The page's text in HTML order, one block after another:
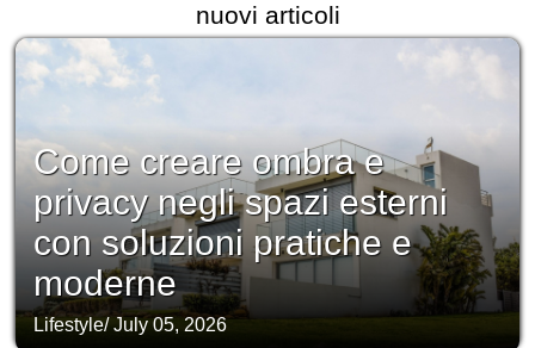
nuovi articoli
Come creare ombra e
privacy negli spazi esterni
con soluzioni pratiche e
moderne
Lifestyle/July 05, 2026